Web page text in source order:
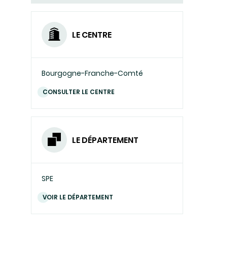
LE CENTRE
Bourgogne-Franche-Comté
CONSULTER LE CENTRE
LE DÉPARTEMENT
SPE
VOIR LE DÉPARTEMENT